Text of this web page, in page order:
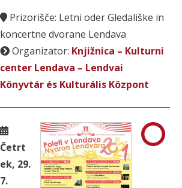
Prizorišče: Letni oder Gledališke in
koncertne dvorane Lendava
Organizator: Knjižnica – Kulturni
center Lendava – Lendvai
Könyvtár és Kulturális Központ
Četrt
ek, 29.
7.